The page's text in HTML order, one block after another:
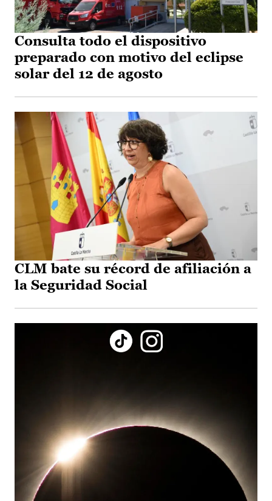
Consulta todo el dispositivo
preparado con motivo del eclipse
solar del 12 de agosto
CLM bate su récord de afiliación a
la Seguridad Social